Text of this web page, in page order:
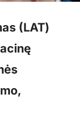
(LAT)